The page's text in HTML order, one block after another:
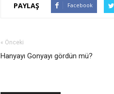
PAYLAŞ Facebook
« Önceki
Hanyayı Gonyayı gördün mü?